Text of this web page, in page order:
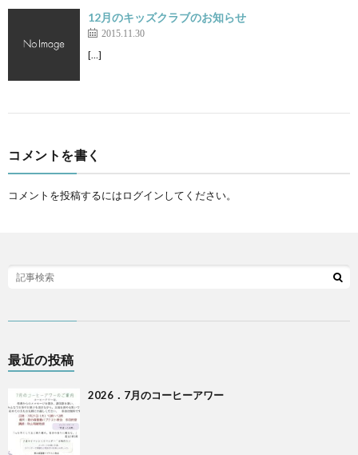
12月のキッズクラブのお知らせ
2015.11.30
[…]
コメントを書く
コメントを投稿するにはログインしてください。
最近の投稿
2026．7月のコーヒーアワー